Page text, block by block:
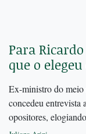
Para
que o
Ex-ministro do meio
concedeu entrevista
opositores,